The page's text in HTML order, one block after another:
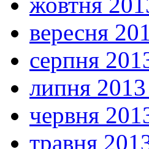
вересня
серпня
липня
червня
травня